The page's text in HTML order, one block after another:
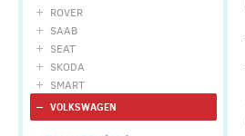
ROVER
SAAB
SEAT
SKODA
SMART
VOLKSWAGEN